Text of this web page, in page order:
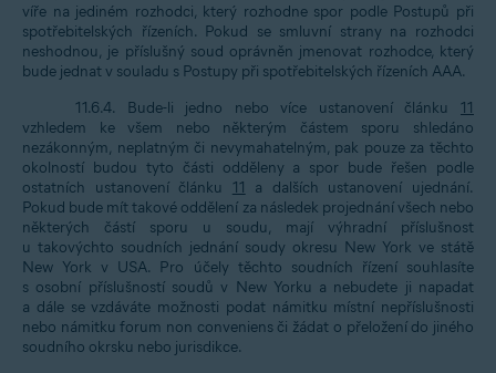
víře na jediném rozhodci, který rozhodne spor podle Postupů při
spotřebitelských řízeních. Pokud se smluvní strany na rozhodci
neshodnou, je příslušný soud oprávněn jmenovat rozhodce, který
bude jednat v souladu s Postupy při spotřebitelských řízeních AAA.
11.6.4. Bude-li jedno nebo více ustanovení článku 11
vzhledem ke všem nebo některým částem sporu shledáno
nezákonným, neplatným či nevymahatelným, pak pouze za těchto
okolností budou tyto části odděleny a spor bude řešen podle
ostatních ustanovení článku 11
a dalších ustanovení ujednání.
Pokud bude mít takové oddělení za následek projednání všech nebo
některých částí sporu u soudu, mají výhradní příslušnost
u takovýchto soudních jednání soudy okresu New York ve státě
New York v USA. Pro účely těchto soudních řízení souhlasíte
s osobní příslušností soudů v New Yorku a nebudete ji napadat
a dále se vzdáváte možnosti podat námitku místní nepříslušnosti
nebo námitku forum non conveniens či žádat o přeložení do jiného
soudního okrsku nebo jurisdikce.